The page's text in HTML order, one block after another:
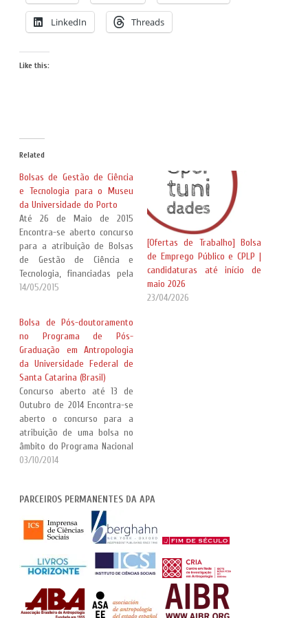
LinkedIn Threads
Like this:
Related
Bolsas de Gestão de Ciência
e Tecnologia para o Museu
da Universidade do Porto
Até 26 de Maio de 2015
Encontra-se aberto concurso
para a atribuição de Bolsas
de Gestão de Ciência e
Tecnologia, financiadas pela
Fundação para a Ciência e
Arqueologia
e Museologia/Museografia
no âmbito do Museu da
Universidade do Porto. Mais
informações:
http://sigarra.up.pt/spup/pt/
noticias_geral.lista_noticias
14/05/2015
[Ofertas de Trabalho] Bolsa
de Emprego Público e CPLP |
candidaturas até início de
maio 2026
23/04/2026
Bolsa de Pós-doutoramento
no Programa de Pós-
Graduação em Antropologia
da Universidade Federal de
Santa Catarina (Brasil)
Concurso aberto até 13 de
Outubro de 2014 Encontra-se
aberto o concurso para a
atribuição de uma bolsa no
âmbito do Programa Nacional
de Pós-Doutorado PNPD/
pesquisa e extensão na área
de Antropologia. Mais
informações:
http://ppgas.posgrad.ufsc.br/
files/2014/09/Edital-PPGAS-
UFSC-PNPD-2014.pdf
03/10/2014
PARCEIROS PERMANENTES DA APA